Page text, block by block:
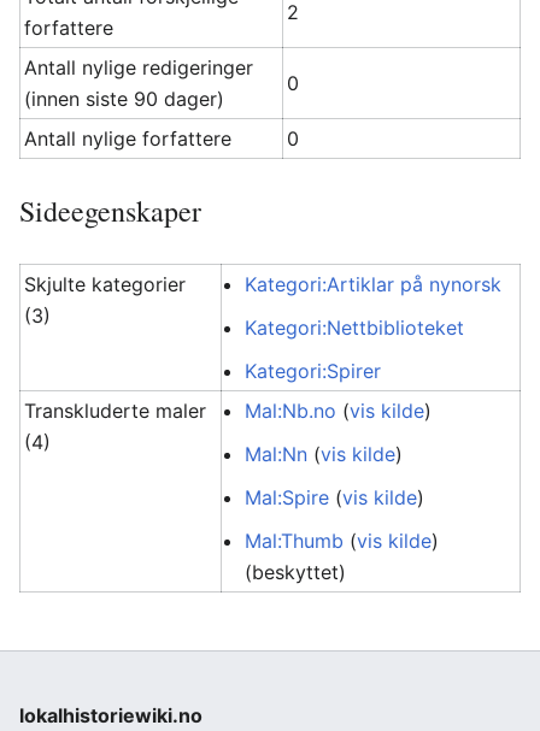
forfattere
2
Antall nylige redigeringer
(innen siste 90 dager)
0
Antall nylige forfattere 0
Sideegenskaper
Skjulte kategorier
(3)
Kategori:Artiklar på nynorsk
Kategori:Nettbiblioteket
Kategori:Spirer
Transkluderte maler
(4)
Mal:Nb.no (vis kilde)
Mal:Nn (vis kilde)
Mal:Spire (vis kilde)
Mal:Thumb (vis kilde)
(beskyttet)
lokalhistoriewiki.no